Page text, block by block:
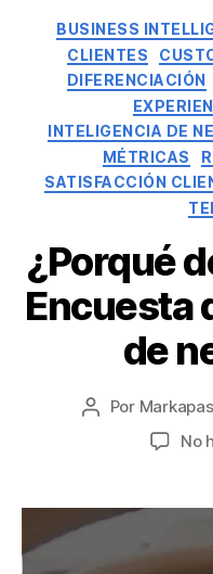
BUSINESS
CLIENTES
DIFERENCIACIÓN
INTELIGENCIA DE
MÉTRICAS
SATISFACCIÓN
¿Porqué
Encuesta
de
Por
No